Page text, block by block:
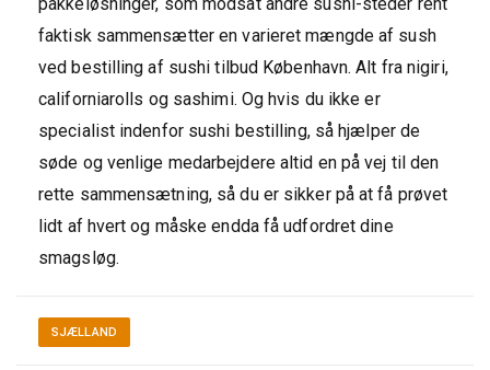
faktisk sammensætter en varieret mængde af sush
ved bestilling af sushi tilbud København. Alt fra nigiri,
californiarolls og sashimi. Og hvis du ikke er
specialist indenfor sushi bestilling, så hjælper de
søde og venlige medarbejdere altid en på vej til den
rette sammensætning, så du er sikker på at få prøvet
lidt af hvert og måske endda få udfordret dine
smagsløg.
SJÆLLAND